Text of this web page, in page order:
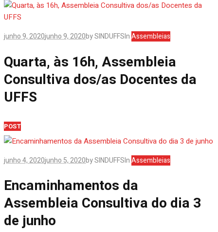
junho 9, 2020junho 9, 2020bySINDUFFSInAssembleias
Quarta, às 16h, Assembleia
Consultiva dos/as Docentes da
UFFS
POST
junho 4, 2020junho 5, 2020bySINDUFFSInAssembleias
Encaminhamentos da
Assembleia Consultiva do dia 3
de junho